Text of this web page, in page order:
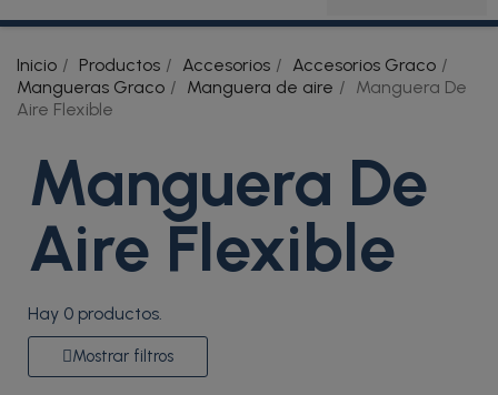
Inicio Productos Accesorios
Accesorios Graco
Mangueras Graco
Manguera de aire
Manguera De
Aire Flexible
Manguera De
Aire Flexible
Hay 0 productos.
Mostrar filtros